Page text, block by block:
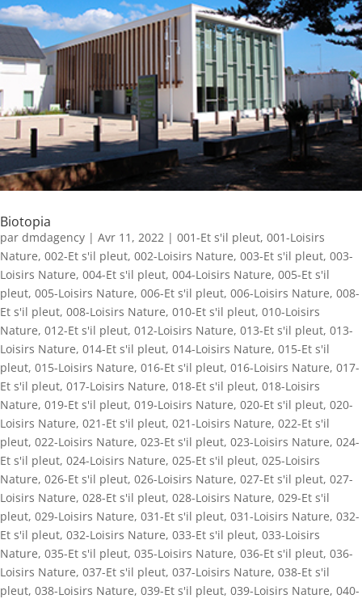
Biotopia
par dmdagency | Avr 11, 2022 | 001-Et s'il pleut, 001-Loisirs
Nature, 002-Et s'il pleut, 002-Loisirs Nature, 003-Et s'il pleut, 003-
Loisirs Nature, 004-Et s'il pleut, 004-Loisirs Nature, 005-Et s'il
pleut, 005-Loisirs Nature, 006-Et s'il pleut, 006-Loisirs Nature, 008-
Et s'il pleut, 008-Loisirs Nature, 010-Et s'il pleut, 010-Loisirs
Nature, 012-Et s'il pleut, 012-Loisirs Nature, 013-Et s'il pleut, 013-
Loisirs Nature, 014-Et s'il pleut, 014-Loisirs Nature, 015-Et s'il
pleut, 015-Loisirs Nature, 016-Et s'il pleut, 016-Loisirs Nature, 017-
Et s'il pleut, 017-Loisirs Nature, 018-Et s'il pleut, 018-Loisirs
Nature, 019-Et s'il pleut, 019-Loisirs Nature, 020-Et s'il pleut, 020-
Loisirs Nature, 021-Et s'il pleut, 021-Loisirs Nature, 022-Et s'il
pleut, 022-Loisirs Nature, 023-Et s'il pleut, 023-Loisirs Nature, 024-
Et s'il pleut, 024-Loisirs Nature, 025-Et s'il pleut, 025-Loisirs
Nature, 026-Et s'il pleut, 026-Loisirs Nature, 027-Et s'il pleut, 027-
Loisirs Nature, 028-Et s'il pleut, 028-Loisirs Nature, 029-Et s'il
pleut, 029-Loisirs Nature, 031-Et s'il pleut, 031-Loisirs Nature, 032-
Et s'il pleut, 032-Loisirs Nature, 033-Et s'il pleut, 033-Loisirs
Nature, 035-Et s'il pleut, 035-Loisirs Nature, 036-Et s'il pleut, 036-
Loisirs Nature, 037-Et s'il pleut, 037-Loisirs Nature, 038-Et s'il
pleut, 038-Loisirs Nature, 039-Et s'il pleut, 039-Loisirs Nature, 040-